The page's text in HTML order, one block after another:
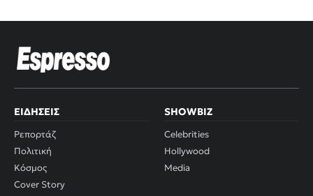
ΕΙΔΉΣΕΙΣ
Ρεπορτάζ
Πολιτική
Κόσμος
Cover Story
SHOWBIZ
Celebrities
Hollywood
Media